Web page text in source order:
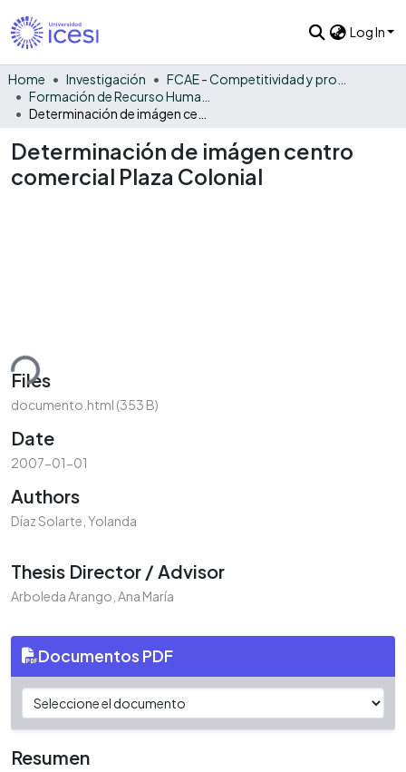
Log In
Home Investigación
Determinación de imágen centro
comercial Plaza Colonial
Files
documento.html (353 B)
Date
2007-01-01
Authors
Díaz Solarte, Yolanda
Thesis Director / Advisor
Arboleda Arango, Ana María
Documentos PDF
Resumen